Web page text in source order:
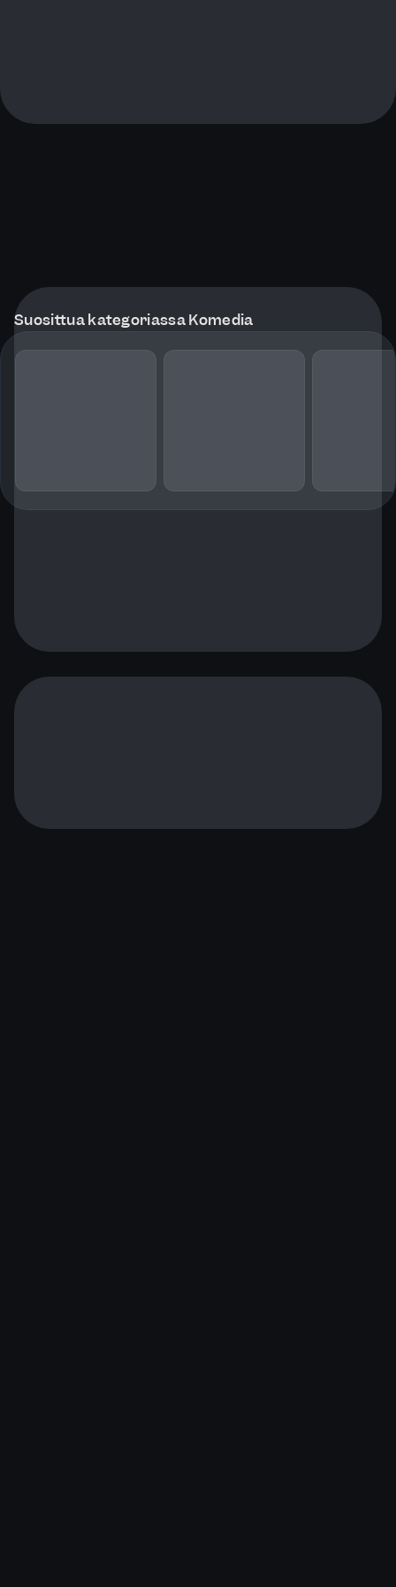
Suosittua kategoriassa Komedia